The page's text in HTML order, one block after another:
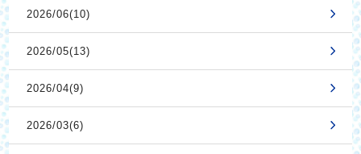
2026/06(10)
2026/05(13)
2026/04(9)
2026/03(6)